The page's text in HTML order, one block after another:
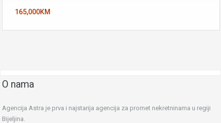
165,000KM
O nama
Agencija Astra je prva i najstarija agencija za promet nekretninama u regiji
Bijeljina.